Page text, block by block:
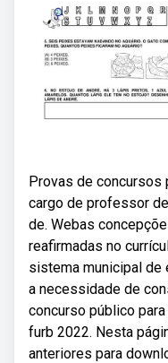
Provas de concursos
cargo de professor
de. Webas
reafirmadas no
sistema municipal de
a necessidade de
concurso público
furb 2022. Nesta
anteriores para